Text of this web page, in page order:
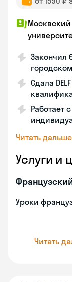
Москвский
Закончил
Сдала
Работает
Читать дальше
Услуги и
Уроки
Читать